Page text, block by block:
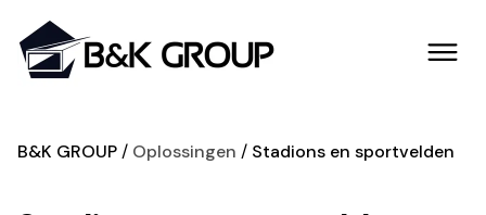
B&K GROUP Oplossingen Stadions en sportvelden